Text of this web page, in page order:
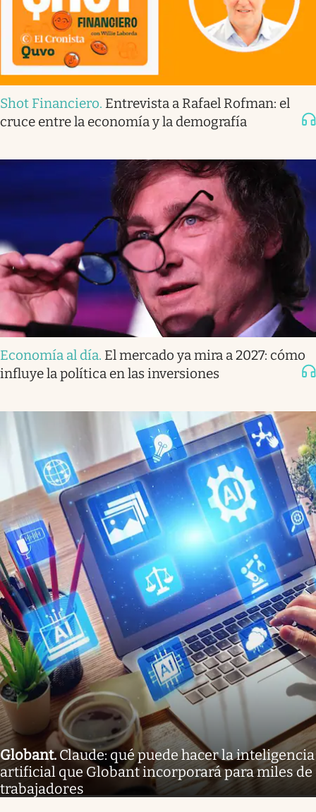
Shot Financiero. Entrevista a Rafael Rofman: el
cruce entre la economía y la demografía
Economía al día. El mercado ya mira a 2027: cómo
influye la política en las inversiones
Globant.Claude: qué puede hacer la inteligencia
artificial que Globant incorporará para miles de
trabajadores